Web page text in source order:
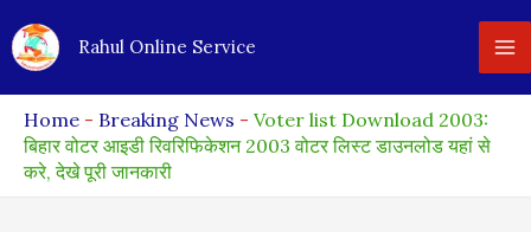
to
Rahul Online Service
Home - Breaking News - Voter list Download 2003:
बिहार वोटर आइडी रिवरिफिकेशन 2003 वोटर लिस्ट डाउनलोड यहां से
करे, देखे पूरी जानकारी